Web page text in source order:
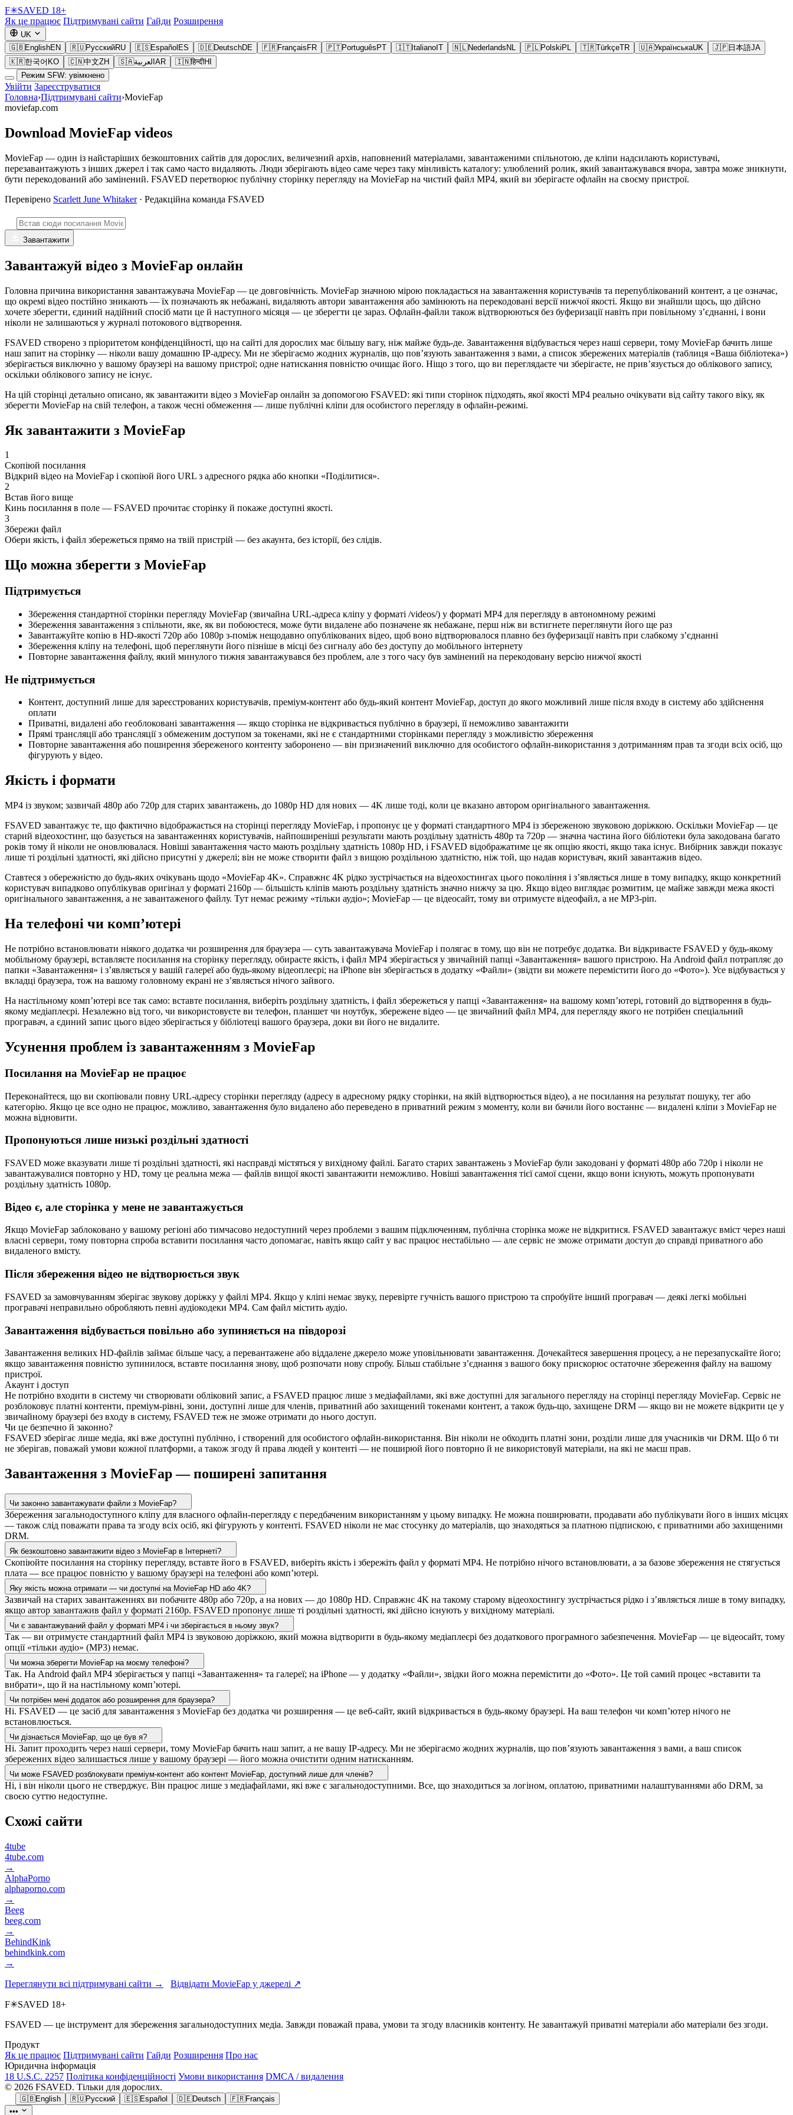
F✳SAVED 18+
Як це працює Підтримувані сайти Гайди Розширення
UK
🇬🇧EnglishEN 🇷🇺РусскийRU 🇪🇸Español ES 🇩🇪DeutschDE 🇫🇷Français FR 🇵🇹Português PT 🇮🇹Italiano IT 🇳🇱Nederlands NL 🇵🇱Polski PL 🇹🇷TürkçeTR 🇺🇦УкраїнськаUK 🇯🇵日本語JA
🇰🇷한국어 KO 🇨🇳中文ZH 🇸🇦العربية AR 🇮🇳हिन्दीHI
Режим SFW: увімкнено
Увійти Зареєструватися
Головна›Підтримувані сайти›MovieFap
moviefap.com
Download MovieFap videos
MovieFap — один із найстаріших безкоштовних сайтів для дорослих, величезний архів, наповнений матеріалами, завантаженими спільнотою, де кліпи надсилають користувачі,
перезавантажують з інших джерел і так само часто видаляють. Люди зберігають відео саме через таку мінливість каталогу: улюблений ролик, який завантажувався вчора, завтра може зникнути,
бути перекодований або замінений. FSAVED перетворює публічну сторінку перегляду на MovieFap на чистий файл MP4, який ви зберігаєте офлайн на своєму пристрої.
Перевірено Scarlett June Whitaker· Редакційна команда FSAVED
Завантажити
Завантажуй відео з MovieFap онлайн
Головна причина використання завантажувача MovieFap — це довговічність. MovieFap значною мірою покладається на завантаження користувачів та перепублікований контент, а це означає,
що окремі відео постійно зникають — їх позначають як небажані, видаляють автори завантаження або замінюють на перекодовані версії нижчої якості. Якщо ви знайшли щось, що дійсно
хочете зберегти, єдиний надійний спосіб мати це й наступного місяця — це зберегти це зараз. Офлайн-файли також відтворюються без буферизації навіть при повільному з’єднанні, і вони
ніколи не залишаються у журналі потокового відтворення.
FSAVED створено з пріоритетом конфіденційності, що на сайті для дорослих має більшу вагу, ніж майже будь-де. Завантаження відбувається через наші сервери, тому MovieFap бачить лише
наш запит на сторінку — ніколи вашу домашню IP-адресу. Ми не зберігаємо жодних журналів, що пов’язують завантаження з вами, а список збережених матеріалів (таблиця «Ваша бібліотека»)
зберігається виключно у вашому браузері на вашому пристрої; одне натискання повністю очищає його. Ніщо з того, що ви переглядаєте чи зберігаєте, не прив’язується до облікового запису,
оскільки облікового запису не існує.
На цій сторінці детально описано, як завантажити відео з MovieFap онлайн за допомогою FSAVED: які типи сторінок підходять, якої якості MP4 реально очікувати від сайту такого віку, як
зберегти MovieFap на свій телефон, а також чесні обмеження — лише публічні кліпи для особистого перегляду в офлайн-режимі.
Як завантажити з MovieFap
1
Скопіюй посилання
Відкрий відео на MovieFap і скопіюй його URL з адресного рядка або кнопки «Поділитися».
2
Встав його вище
Кинь посилання в поле — FSAVED прочитає сторінку й покаже доступні якості.
3
Збережи файл
Обери якість, і файл збережеться прямо на твій пристрій — без акаунта, без історії, без слідів.
Що можна зберегти з MovieFap
Підтримується
Збереження стандартної сторінки перегляду MovieFap (звичайна URL-адреса кліпу у форматі /videos/) у форматі MP4 для перегляду в автономному режимі
Збереження завантаження з спільноти, яке, як ви побоюєтеся, може бути видалене або позначене як небажане, перш ніж ви встигнете переглянути його ще раз
Завантажуйте копію в HD-якості 720p або 1080p з-поміж нещодавно опублікованих відео, щоб воно відтворювалося плавно без буферизації навіть при слабкому з’єднанні
Збереження кліпу на телефоні, щоб переглянути його пізніше в місці без сигналу або без доступу до мобільного інтернету
Повторне завантаження файлу, який минулого тижня завантажувався без проблем, але з того часу був замінений на перекодовану версію нижчої якості
Не підтримується
Контент, доступний лише для зареєстрованих користувачів, преміум-контент або будь-який контент MovieFap, доступ до якого можливий лише після входу в систему або здійснення
оплати
Приватні, видалені або геоблоковані завантаження — якщо сторінка не відкривається публічно в браузері, її неможливо завантажити
Прямі трансляції або трансляції з обмеженим доступом за токенами, які не є стандартними сторінками перегляду з можливістю збереження
Повторне завантаження або поширення збереженого контенту заборонено — він призначений виключно для особистого офлайн-використання з дотриманням прав та згоди всіх осіб, що
фігурують у відео.
Якість і формати
MP4 із звуком; зазвичай 480p або 720p для старих завантажень, до 1080p HD для нових — 4K лише тоді, коли це вказано автором оригінального завантаження.
FSAVED завантажує те, що фактично відображається на сторінці перегляду MovieFap, і пропонує це у форматі стандартного MP4 із збереженою звуковою доріжкою. Оскільки MovieFap — це
старий відеохостинг, що базується на завантаженнях користувачів, найпоширеніші результати мають роздільну здатність 480p та 720p — значна частина його бібліотеки була закодована багато
років тому й ніколи не оновлювалася. Новіші завантаження часто мають роздільну здатність 1080p HD, і FSAVED відображатиме це як опцію якості, якщо така існує. Вибірник завжди показує
лише ті роздільні здатності, які дійсно присутні у джерелі; він не може створити файл з вищою роздільною здатністю, ніж той, що надав користувач, який завантажив відео.
Ставтеся з обережністю до будь-яких очікувань щодо «MovieFap 4K». Справжнє 4K рідко зустрічається на відеохостингах цього покоління і з’являється лише в тому випадку, якщо конкретний
користувач випадково опублікував оригінал у форматі 2160p — більшість кліпів мають роздільну здатність значно нижчу за цю. Якщо відео виглядає розмитим, це майже завжди межа якості
оригінального завантаження, а не завантаженого файлу. Тут немає режиму «тільки аудіо»; MovieFap — це відеосайт, тому ви отримуєте відеофайл, а не MP3-ріп.
На телефоні чи комп’ютері
Не потрібно встановлювати ніякого додатка чи розширення для браузера — суть завантажувача MovieFap і полягає в тому, що він не потребує додатка. Ви відкриваєте FSAVED у будь-якому
мобільному браузері, вставляєте посилання на сторінку перегляду, обираєте якість, і файл MP4 зберігається у звичайній папці «Завантаження» вашого пристрою. На Android файл потрапляє до
папки «Завантаження» і з’являється у вашій галереї або будь-якому відеоплеєрі; на iPhone він зберігається в додатку «Файли» (звідти ви можете перемістити його до «Фото»). Усе відбувається у
вкладці браузера, тож на вашому головному екрані не з’являється нічого зайвого.
На настільному комп’ютері все так само: вставте посилання, виберіть роздільну здатність, і файл збережеться у папці «Завантаження» на вашому комп’ютері, готовий до відтворення в будь-
якому медіаплеєрі. Незалежно від того, чи використовуєте ви телефон, планшет чи ноутбук, збережене відео — це звичайний файл MP4, для перегляду якого не потрібен спеціальний
програвач, а єдиний запис цього відео зберігається у бібліотеці вашого браузера, доки ви його не видалите.
Усунення проблем із завантаженням з MovieFap
Посилання на MovieFap не працює
Переконайтеся, що ви скопіювали повну URL-адресу сторінки перегляду (адресу в адресному рядку сторінки, на якій відтворюється відео), а не посилання на результат пошуку, тег або
категорію. Якщо це все одно не працює, можливо, завантаження було видалено або переведено в приватний режим з моменту, коли ви бачили його востаннє — видалені кліпи з MovieFap не
можна відновити.
Пропонуються лише низькі роздільні здатності
FSAVED може вказувати лише ті роздільні здатності, які насправді містяться у вихідному файлі. Багато старих завантажень з MovieFap були закодовані у форматі 480p або 720p і ніколи не
завантажувалися повторно у HD, тому це реальна межа — файлів вищої якості завантажити неможливо. Новіші завантаження тієї самої сцени, якщо вони існують, можуть пропонувати
роздільну здатність 1080p.
Відео є, але сторінка у мене не завантажується
Якщо MovieFap заблоковано у вашому регіоні або тимчасово недоступний через проблеми з вашим підключенням, публічна сторінка може не відкритися. FSAVED завантажує вміст через наші
власні сервери, тому повторна спроба вставити посилання часто допомагає, навіть якщо сайт у вас працює нестабільно — але сервіс не зможе отримати доступ до справді приватного або
видаленого вмісту.
Після збереження відео не відтворюється звук
FSAVED за замовчуванням зберігає звукову доріжку у файлі MP4. Якщо у кліпі немає звуку, перевірте гучність вашого пристрою та спробуйте інший програвач — деякі легкі мобільні
програвачі неправильно обробляють певні аудіокодеки MP4. Сам файл містить аудіо.
Завантаження відбувається повільно або зупиняється на півдорозі
Завантаження великих HD-файлів займає більше часу, а перевантажене або віддалене джерело може уповільнювати завантаження. Дочекайтеся завершення процесу, а не перезапускайте його;
якщо завантаження повністю зупинилося, вставте посилання знову, щоб розпочати нову спробу. Більш стабільне з’єднання з вашого боку прискорює остаточне збереження файлу на вашому
пристрої.
Акаунт і доступ
Не потрібно входити в систему чи створювати обліковий запис, а FSAVED працює лише з медіафайлами, які вже доступні для загального перегляду на сторінці перегляду MovieFap. Сервіс не
розблоковує платні контенти, преміум-рівні, зони, доступні лише для членів, приватний або захищений токенами контент, а також будь-що, захищене DRM — якщо ви не можете відкрити це у
звичайному браузері без входу в систему, FSAVED теж не зможе отримати до нього доступ.
Чи це безпечно й законно?
FSAVED зберігає лише медіа, які вже доступні публічно, і створений для особистого офлайн-використання. Він ніколи не обходить платні зони, розділи лише для учасників чи DRM. Що б ти
не зберігав, поважай умови кожної платформи, а також згоду й права людей у контенті — не поширюй його повторно й не використовуй матеріали, на які не маєш прав.
Завантаження з MovieFap — поширені запитання
Чи законно завантажувати файли з MovieFap?
Збереження загальнодоступного кліпу для власного офлайн-перегляду є передбаченим використанням у цьому випадку. Не можна поширювати, продавати або публікувати його в інших місцях
— також слід поважати права та згоду всіх осіб, які фігурують у контенті. FSAVED ніколи не має стосунку до матеріалів, що знаходяться за платною підпискою, є приватними або захищеними
DRM.
Як безкоштовно завантажити відео з MovieFap в Інтернеті?
Скопіюйте посилання на сторінку перегляду, вставте його в FSAVED, виберіть якість і збережіть файл у форматі MP4. Не потрібно нічого встановлювати, а за базове збереження не стягується
плата — все працює повністю у вашому браузері на телефоні або комп’ютері.
Яку якість можна отримати — чи доступні на MovieFap HD або 4K?
Зазвичай на старих завантаженнях ви побачите 480p або 720p, а на нових — до 1080p HD. Справжнє 4K на такому старому відеохостингу зустрічається рідко і з’являється лише в тому випадку,
якщо автор завантажив файл у форматі 2160p. FSAVED пропонує лише ті роздільні здатності, які дійсно існують у вихідному матеріалі.
Чи є завантажуваний файл у форматі MP4 і чи зберігається в ньому звук?
Так — ви отримуєте стандартний файл MP4 із звуковою доріжкою, який можна відтворити в будь-якому медіаплеєрі без додаткового програмного забезпечення. MovieFap — це відеосайт, тому
опції «тільки аудіо» (MP3) немає.
Чи можна зберегти MovieFap на моєму телефоні?
Так. На Android файл MP4 зберігається у папці «Завантаження» та галереї; на iPhone — у додатку «Файли», звідки його можна перемістити до «Фото». Це той самий процес «вставити та
вибрати», що й на настільному комп’ютері.
Чи потрібен мені додаток або розширення для браузера?
Ні. FSAVED — це засіб для завантаження з MovieFap без додатка чи розширення — це веб-сайт, який відкривається в будь-якому браузері. На ваш телефон чи комп’ютер нічого не
встановлюється.
Чи дізнається MovieFap, що це був я?
Ні. Запит проходить через наші сервери, тому MovieFap бачить наш запит, а не вашу IP-адресу. Ми не зберігаємо жодних журналів, що пов’язують завантаження з вами, а ваш список
збережених відео залишається лише у вашому браузері — його можна очистити одним натисканням.
Чи може FSAVED розблокувати преміум-контент або контент MovieFap, доступний лише для членів?
Ні, і він ніколи цього не стверджує. Він працює лише з медіафайлами, які вже є загальнодоступними. Все, що знаходиться за логіном, оплатою, приватними налаштуваннями або DRM, за
своєю суттю недоступне.
Схожі сайти
4tube
4tube.com
→
AlphaPorno
alphaporno.com
→
Beeg
beeg.com
→
BehindKink
behindkink.com
→
Переглянути всі підтримувані сайти → Відвідати MovieFap у джерелі ↗
F✳SAVED 18+
FSAVED — це інструмент для збереження загальнодоступних медіа. Завжди поважай права, умови та згоду власників контенту. Не завантажуй приватні матеріали або матеріали без згоди.
Продукт
Як це працює Підтримувані сайти Гайди Розширення Про нас
Юридична інформація
18 U.S.C. 2257 Політика конфіденційності Умови використання DMCA / видалення
© 2026 FSAVED. Тільки для дорослих.
🇬🇧English 🇷🇺Русский 🇪🇸Español 🇩🇪Deutsch 🇫🇷Français
•••